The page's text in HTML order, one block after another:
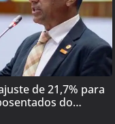
de 21,7% para
do